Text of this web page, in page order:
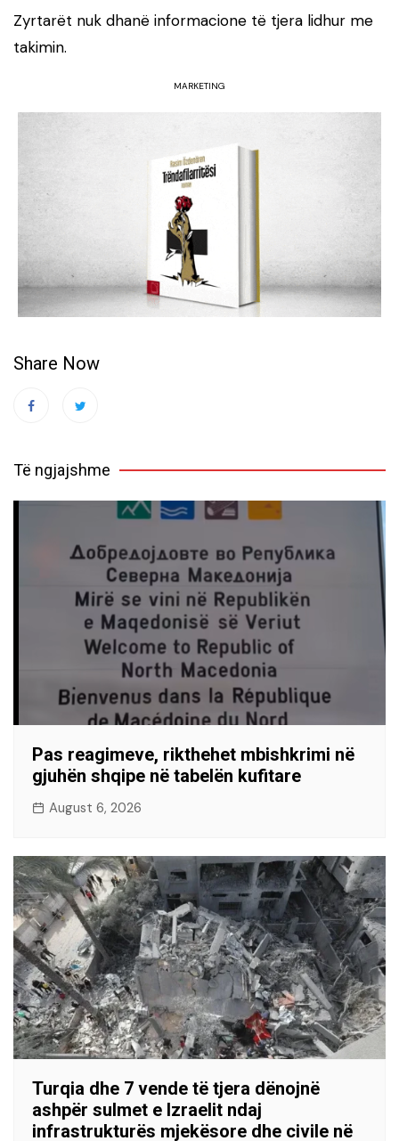
Zyrtarët nuk dhanë informacione të tjera lidhur me
takimin.
MARKETING
Share Now
Të ngjajshme
Pas reagimeve, rikthehet mbishkrimi në
gjuhën shqipe në tabelën kufitare
August 6, 2026
Turqia dhe 7 vende të tjera dënojnë
ashpër sulmet e Izraelit ndaj
infrastrukturës mjekësore dhe civile në